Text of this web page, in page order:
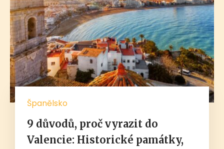
Španělsko
9 důvodů, proč vyrazit do
Valencie: Historické památky,